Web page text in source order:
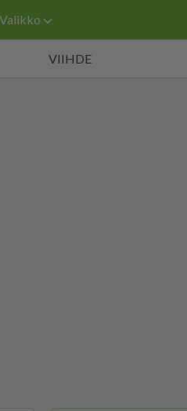
Valikko
VIIHDE